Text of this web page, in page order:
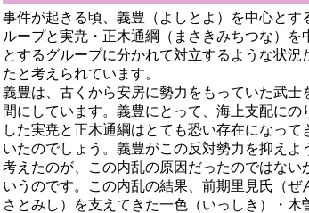
事件が起きる頃、義豊（よしとよ）を中心とす
ループと実尭・正木通綱（まさきみちつな）を
とするグループに分かれて対立するような状況
たと考えられています。
義豊は、古くから安房に勢力をもっていた武士
間にしています。義豊にとって、海上支配にの
した実尭と正木通綱はとても恐い存在になって
いたのでしょう。義豊がこの反対勢力を抑えよ
考えたのが、この内乱の原因だったのではない
いうのです。この内乱の結果、前期里見氏（ぜ
さとみし）を支えてきた一色（いっしき）・木